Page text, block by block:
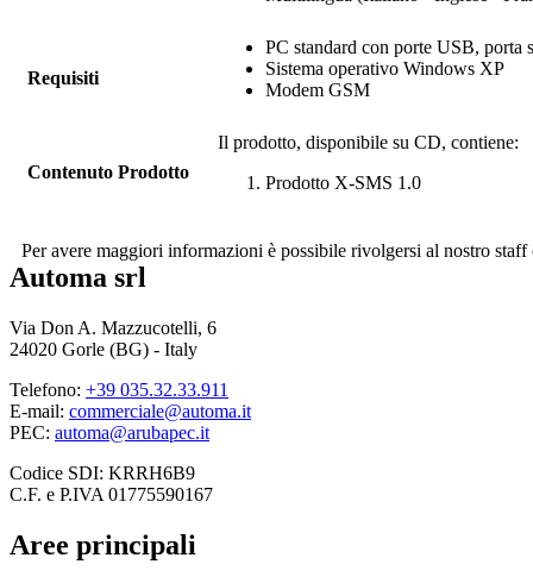
Requisiti
PC standard con porte USB,
Sistema operativo Windows XP
Modem GSM
Contenuto Prodotto
Il prodotto, disponibile su CD, contiene:
Prodotto X-SMS 1.0
Per avere maggiori informazioni è possibile rivolgersi al nostro
Automa srl
Via Don A. Mazzucotelli, 6
24020 Gorle (BG) - Italy
Telefono: +39 035.32.33.911
E-mail: commerciale@automa.it
PEC: automa@arubapec.it
Codice SDI: KRRH6B9
C.F. e P.IVA 01775590167
Aree principali